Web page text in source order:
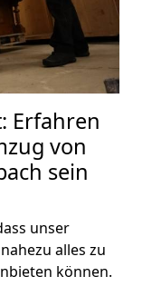
Erfahren
von
sein
unser
alles zu
können.